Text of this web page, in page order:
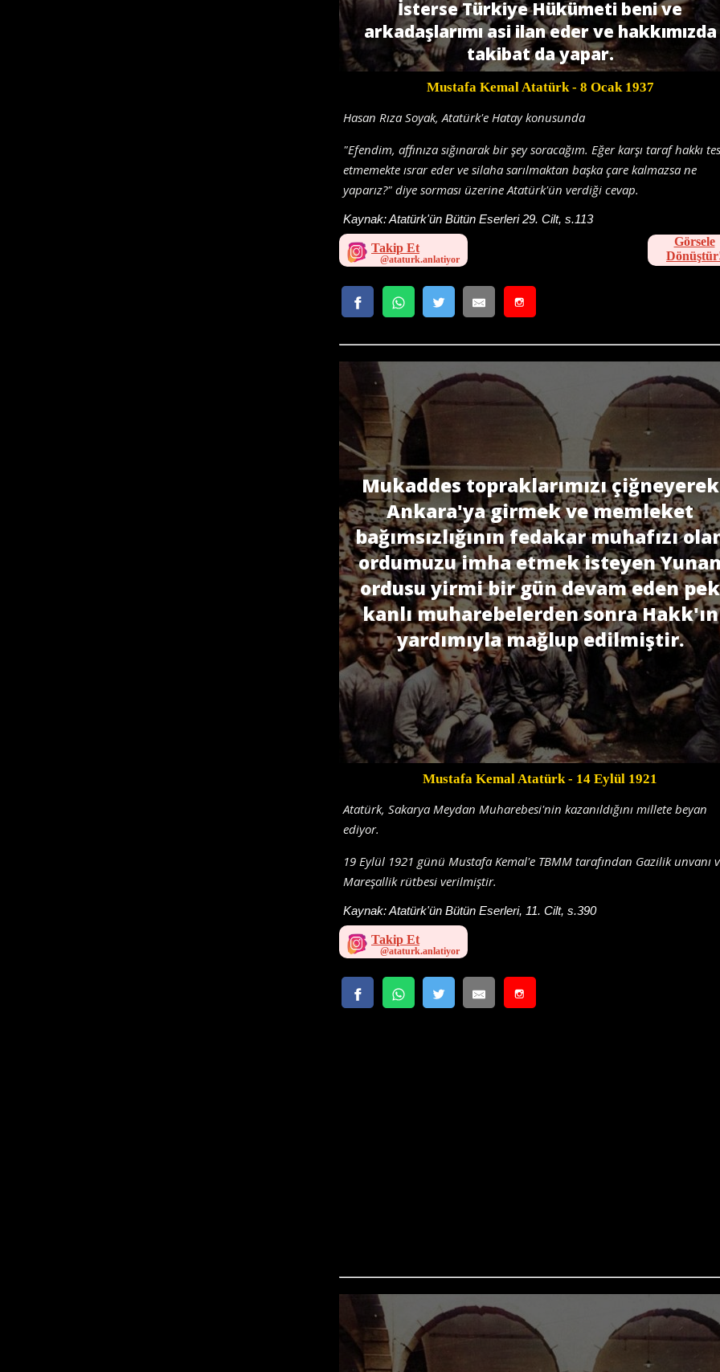
İsterse Türkiye Hükümeti beni ve
arkadaşlarımı asi ilan eder ve hakkımızda
takibat da yapar.
Mustafa Kemal Atatürk- 8 Ocak 1937
Hasan Rıza Soyak, Atatürk'e Hatay konusunda
"Efendim, affınıza sığınarak bir şey soracağım. Eğer karşı taraf hakkı
etmemekte ısrar eder ve silaha sarılmaktan başka çare kalmazsa ne
yaparız?" diye sorması üzerine Atatürk'ün verdiği cevap.
Kaynak:Atatürk'ün Bütün Eserleri 29. Cilt, s.113
Takip Et
Görsele
Mukaddes topraklarımızı çiğneyerek
Ankara'ya girmek ve memleket
bağımsızlı­ğının fedakar muhafızı
ordumuzu imha etmek isteyen
ordusu yirmi bir gün devam eden pek
kanlı muharebelerden sonra Hakk'ın
yardımıyla mağlup edilmiştir.
Mustafa Kemal Atatürk- 14 Eylül 1921
Atatürk, Sakarya Meydan Muharebesi'nin kazanıldığını millete beyan
ediyor.
19 Eylül 1921 günü Mustafa Kemal'e TBMM tarafından Gazilik unvanı
Mareşallik rütbesi verilmiştir.
Kaynak:Atatürk'ün Bütün Eserleri, 11. Cilt, s.390
Takip Et